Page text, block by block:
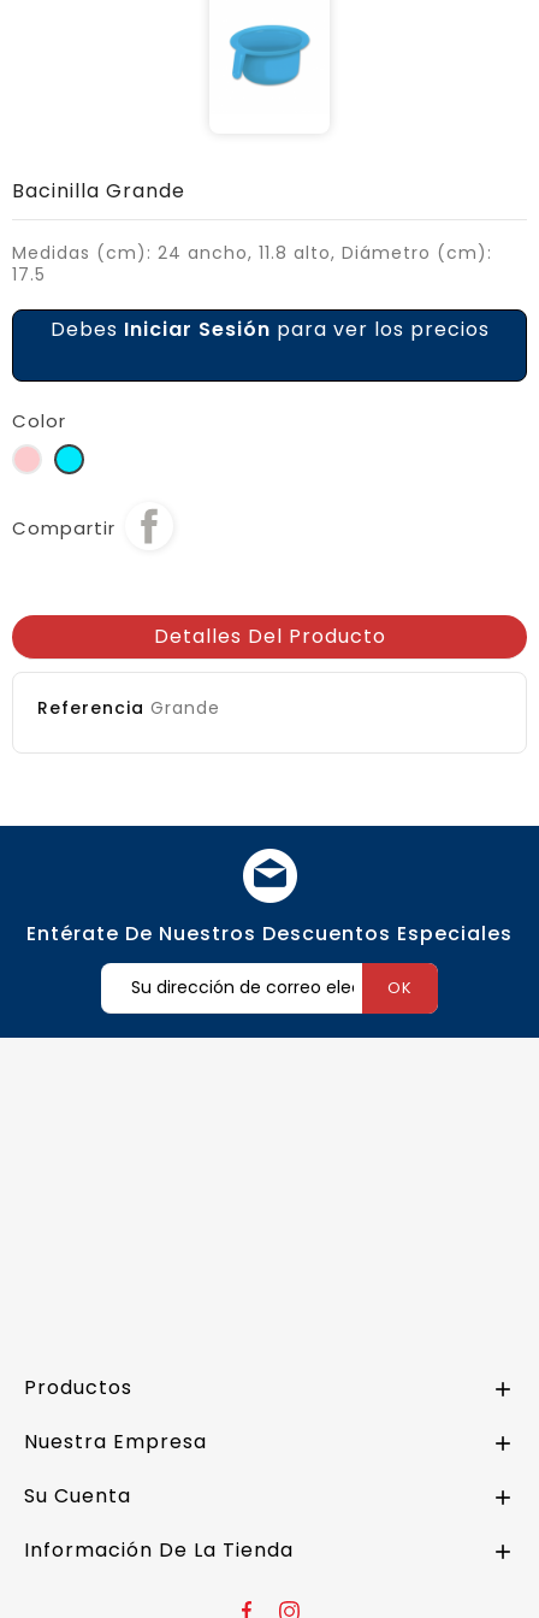
Bacinilla Grande
Medidas (cm): 24 ancho, 11.8 alto, Diámetro (cm):
17.5
Debes Iniciar Sesión para ver los precios
Color
Rosaceleste
Compartir
Detalles Del Producto
Referencia Grande
Entérate De Nuestros Descuentos Especiales
Productos 
Nuestra Empresa 
Su Cuenta 
Información De La Tienda 